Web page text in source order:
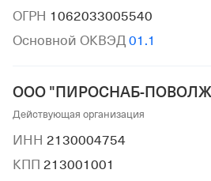
ОГРН 1062033005540
Основной ОКВЭД 01.1
ООО "ПИРОСНАБ-
Действующая организация
ИНН 2130004754
КПП 213001001